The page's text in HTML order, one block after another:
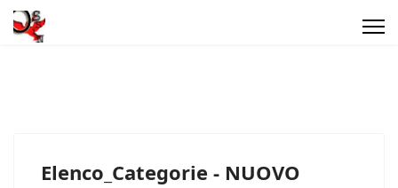
Elenco_Categorie - NUOVO